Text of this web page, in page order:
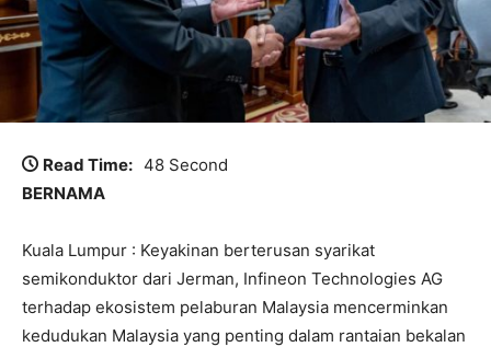
Read Time: 48 Second
BERNAMA
Kuala Lumpur : Keyakinan berterusan syarikat
semikonduktor dari Jerman, Infineon Technologies AG
terhadap ekosistem pelaburan Malaysia mencerminkan
kedudukan Malaysia yang penting dalam rantaian bekalan